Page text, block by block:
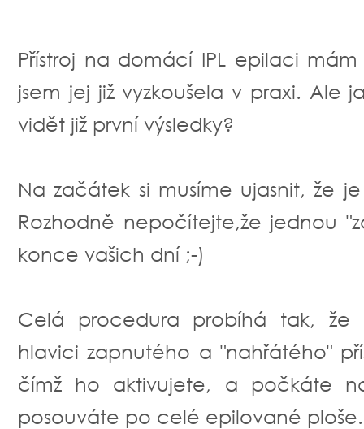
Přístroj na domácí IPL epilaci
jsem jej již vyzkoušela v praxi. Ale
vidět již první výsledky?
Na začátek si musíme ujasnit, že
Rozhodně nepočítejte,že jednou
konce vašich dní ;-)
Celá procedura probíhá tak, že
hlavici zapnutého a "nahřátého"
čímž ho aktivujete, a počkáte
posouváte po celé epilované